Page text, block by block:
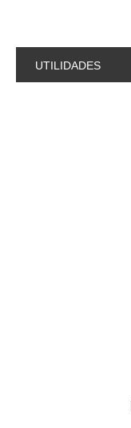
UTILIDADES